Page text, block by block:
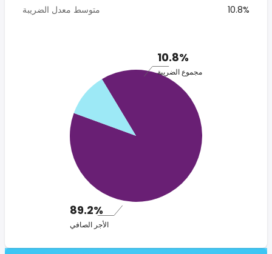
متوسط معدل الضريبة
10.8%
10.8%
مجموع الضريبة
89.2%
الأجر الصافي